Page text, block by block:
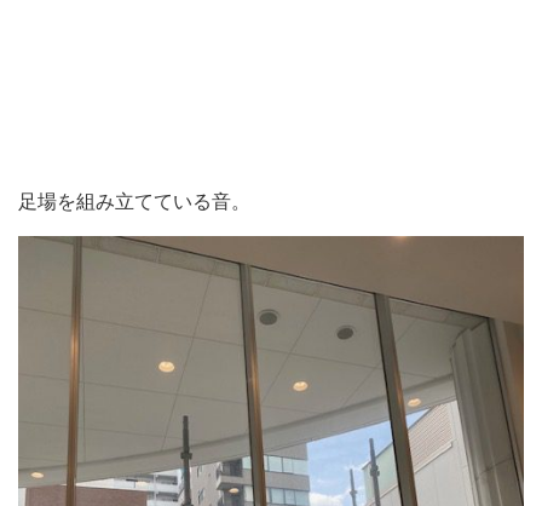
足場を組み立てている音。